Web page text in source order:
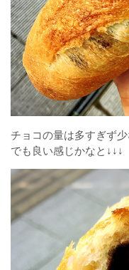
チョコの量は多すぎず
でも良い感じかなと↓↓↓